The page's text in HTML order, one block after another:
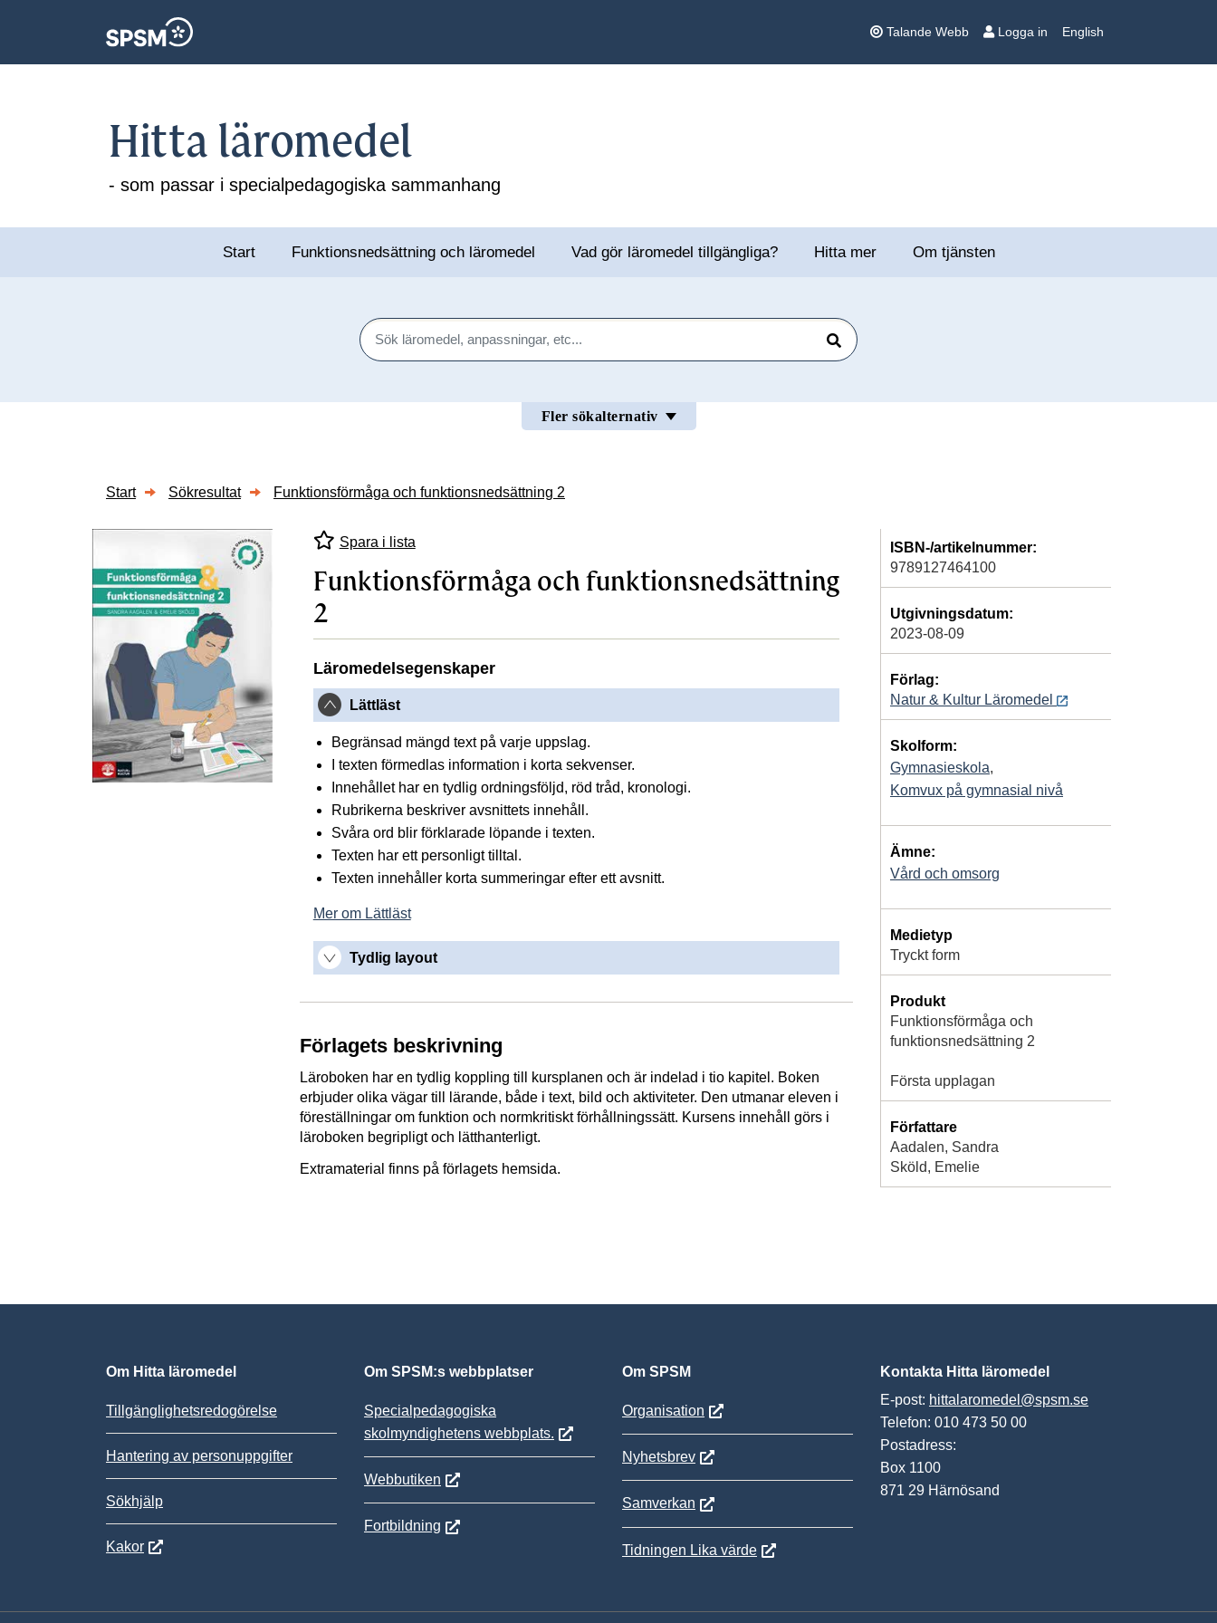
Talande Webb Logga in English
Hitta läromedel
- som passar i specialpedagogiska sammanhang
Start Funktionsnedsättning och läromedel Vad gör läromedel tillgängliga? Hitta mer Om tjänsten
Sök
Sök
Fler sökalternativ
Start Sökresultat Funktionsförmåga och funktionsnedsättning 2
Spara i lista
Funktionsförmåga och funktionsnedsättning
2
Läromedelsegenskaper
Lättläst
Begränsad mängd text på varje uppslag.
I texten förmedlas information i korta sekvenser.
Innehållet har en tydlig ordningsföljd, röd tråd, kronologi.
Rubrikerna beskriver avsnittets innehåll.
Svåra ord blir förklarade löpande i texten.
Texten har ett personligt tilltal.
Texten innehåller korta summeringar efter ett avsnitt.
Mer om Lättläst
Tydlig layout
Förlagets beskrivning
Läroboken har en tydlig koppling till kursplanen och är indelad i tio kapitel. Boken
erbjuder olika vägar till lärande, både i text, bild och aktiviteter. Den utmanar eleven i
föreställningar om funktion och normkritiskt förhållningssätt. Kursens innehåll görs i
läroboken begripligt och lätthanterligt.
Extramaterial finns på förlagets hemsida.
ISBN-/artikelnummer:
9789127464100
Utgivningsdatum:
2023-08-09
Förlag:
Natur & Kultur Läromedel
Skolform:
Gymnasieskola,
Komvux på gymnasial nivå
Ämne:
Vård och omsorg
Medietyp
Tryckt form
Produkt
Funktionsförmåga och
funktionsnedsättning 2
Första upplagan
Författare
Aadalen, Sandra
Sköld, Emelie
Om Hitta läromedel
Tillgänglighetsredogörelse
Hantering av personuppgifter
Sökhjälp
Kakor
Om SPSM:s webbplatser
Specialpedagogiska
skolmyndighetens webbplats.
Webbutiken
Fortbildning
Om SPSM
Organisation
Nyhetsbrev
Samverkan
Tidningen Lika värde
Kontakta Hitta läromedel
E-post: hittalaromedel@spsm.se
Telefon: 010 473 50 00
Postadress:
Box 1100
871 29 Härnösand